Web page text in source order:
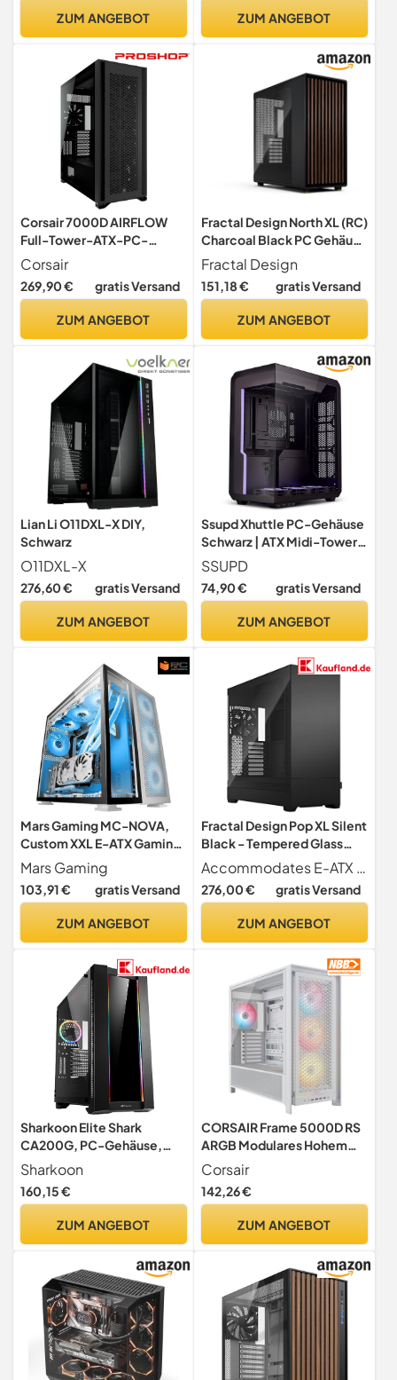
Schwarz
ZUM ANGEBOT ZUM ANGEBOT
Corsair 7000D AIRFLOW
Full-Tower-ATX-PC-
Gehäuse (Frontverkleidung
für Hohen Luftdurchsatz,
Drei Inbegriffene 140-mm-
Repeater, Kabelführung,
Schwarz, CC-9011218-WW
Corsair
269,90 € gratis Versand
ZUM ANGEBOT
Fractal Design North XL (RC)
Charcoal Black PC Gehäuse
mit Reverse-Motherboard-
Unterstützung - inkl. 3X
140mm Lüftern - Type-C
Fractal Design
151,18 € gratis Versand
ZUM ANGEBOT
Lian Li O11DXL-X DIY,
Schwarz
O11DXL-X
276,60 € gratis Versand
ZUM ANGEBOT
Ssupd Xhuttle PC-Gehäuse
Schwarz | ATX Midi-Tower
mit RGB, Tempered Glass,
Platz für bis zu 10 Lüfter,
Radiatoren bis 360 mm,
SSUPD
74,90 € gratis Versand
ZUM ANGEBOT
Mars Gaming MC-NOVA,
Custom XXL E-ATX Gaming
Tower, Luft- und
Raumfahrt-Aluminium, Full
Dual Window Tempered
Construction, USB-C
Mars Gaming
103,91 € gratis Versand
ZUM ANGEBOT
Fractal Design Pop XL Silent
Black - Tempered Glass
Clear Tint - Bitumen Panel
and Sound-dampening
Foam – TG Side Panel - Four
Included – E-ATX Silent Full
Accommodates E-ATX (up to 280 mm) ATX mATX Mini ITX Motherboards
276,00 € gratis Versand
ZUM ANGEBOT
Sharkoon Elite Shark
CA200G, PC-Gehäuse,
ARGB, 8-Fach RGB-
Steuerung, klassischer und
vertikaler
Sharkoon
160,15 €
ZUM ANGEBOT
CORSAIR Frame 5000D RS
ARGB Modulares Hohem
Luftstrom Mid-Tower-PC-
Gehäuse – 4X
Vorinstallierte RS-Lüfter,
Lüfterbefestigungssystem,
Connector-Mainboards –
Corsair
142,26 €
ZUM ANGEBOT